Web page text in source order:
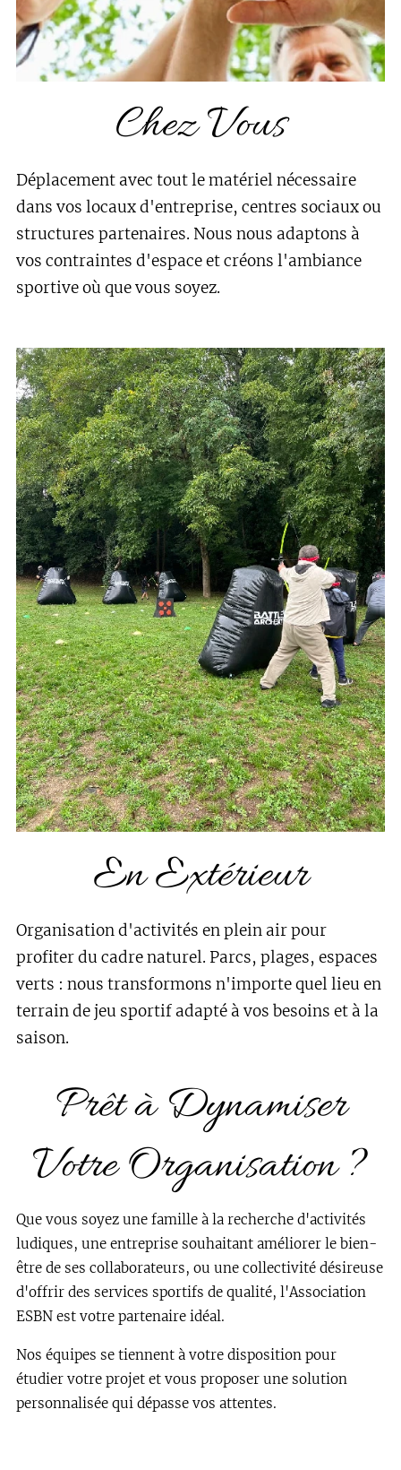
Chez Vous
Déplacement avec tout le matériel nécessaire
dans vos locaux d'entreprise, centres sociaux ou
structures partenaires. Nous nous adaptons à
vos contraintes d'espace et créons l'ambiance
sportive où que vous soyez.
En Extérieur
Organisation d'activités en plein air pour
profiter du cadre naturel. Parcs, plages, espaces
verts : nous transformons n'importe quel lieu en
terrain de jeu sportif adapté à vos besoins et à la
saison.
Prêt à Dynamiser
Votre Organisation ?
Que vous soyez une famille à la recherche d'activités
ludiques, une entreprise souhaitant améliorer le bien-
être de ses collaborateurs, ou une collectivité désireuse
d'offrir des services sportifs de qualité, l'Association
ESBN est votre partenaire idéal.
Nos équipes se tiennent à votre disposition pour
étudier votre projet et vous proposer une solution
personnalisée qui dépasse vos attentes.